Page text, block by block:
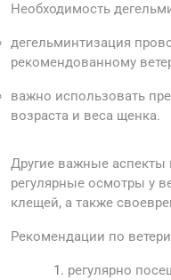
Необходимость
дегельминтизация
рекомендованному
важно использовать
возраста и веса щенка.
Другие важные аспекты
регулярные осмотры у
клещей, а также
Рекомендации по
регулярно